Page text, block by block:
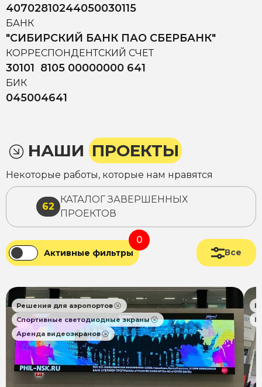
40702810244050030115
БАНК
"СИБИРСКИЙ БАНК ПАО СБЕРБАНК"
КОРРЕСПОНДЕНТСКИЙ СЧЕТ
30101 8105 00000000 641
БИК
045004641
НАШИ ПРОЕКТЫ
Некоторые работы, которые нам нравятся
62
КАТАЛОГ ЗАВЕРШЕННЫХ
ПРОЕКТОВ
Активные фильтры
0
Все
Решения для аэропортов
Спортивные светодиодные экраны
Аренда видеоэкранов